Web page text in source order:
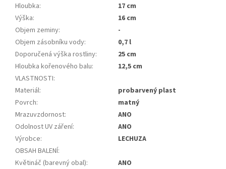
Hloubka:
17 cm
Výška:
16 cm
Objem zeminy:
-
Objem zásobníku vody:
0,7 l
Doporučená výška rostliny:
25 cm
Hloubka kořenového balu:
12,5 cm
VLASTNOSTI:
Materiál:
probarvený plast
Povrch:
matný
Mrazuvzdornost:
ANO
Odolnost UV záření:
ANO
Výrobce:
LECHUZA
OBSAH BALENÍ:
Květináč (barevný obal):
ANO